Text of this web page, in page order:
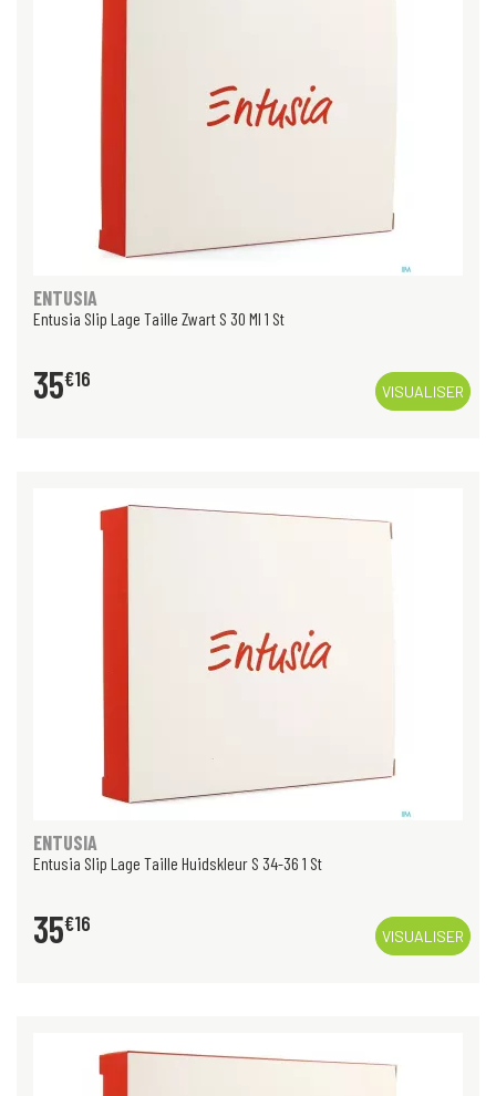
ENTUSIA
Entusia Slip Lage Taille Zwart S 30 Ml 1 St
35€16
VISUALISER
ENTUSIA
Entusia Slip Lage Taille Huidskleur S 34-36 1 St
35€16
VISUALISER